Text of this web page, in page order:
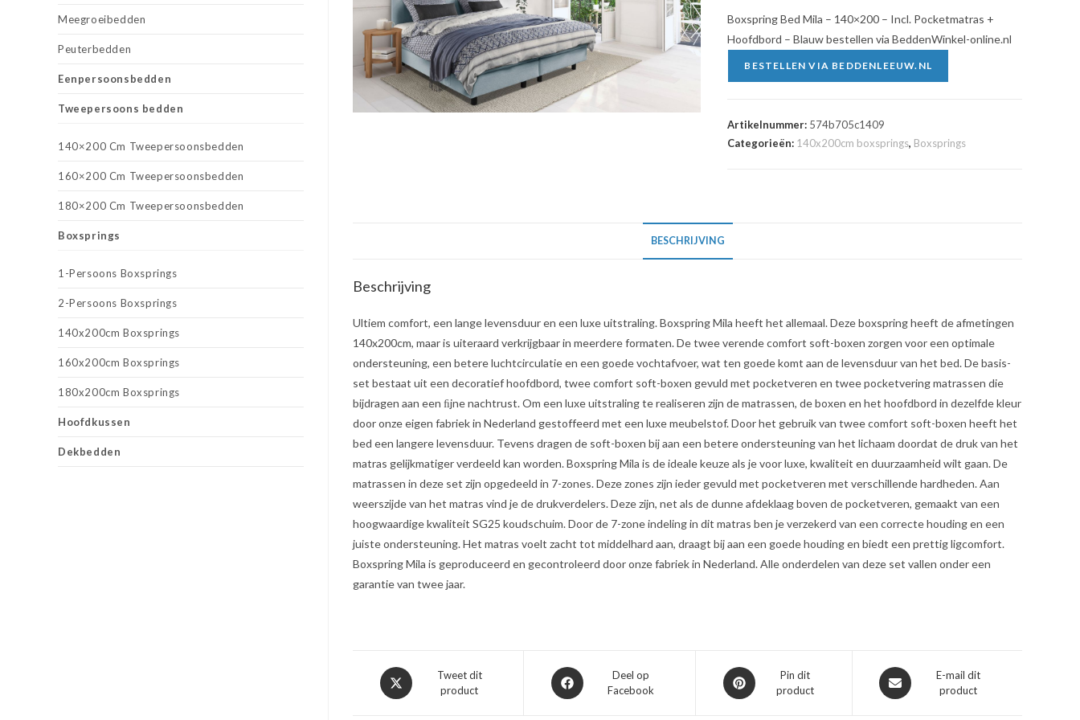
Boxspring Bed Mila – 140×200 – Incl. Pocketmatras +
Hoofdbord – Blauw bestellen via BeddenWinkel-online.nl
BESTELLEN VIA BEDDENLEEUW.NL
Artikelnummer: 574b705c1409
Categorieën: 140x200cm boxsprings, Boxsprings
BESCHRIJVING
Beschrijving
Ultiem comfort, een lange levensduur en een luxe uitstraling. Boxspring Mila heeft het allemaal. Deze boxspring heeft de afmetingen
140x200cm, maar is uiteraard verkrijgbaar in meerdere formaten. De twee verende comfort soft-boxen zorgen voor een optimale
ondersteuning, een betere luchtcirculatie en een goede vochtafvoer, wat ten goede komt aan de levensduur van het bed. De basis-
set bestaat uit een decoratief hoofdbord, twee comfort soft-boxen gevuld met pocketveren en twee pocketvering matrassen die
bijdragen aan een ﬁjne nachtrust. Om een luxe uitstraling te realiseren zijn de matrassen, de boxen en het hoofdbord in dezelfde kleur
door onze eigen fabriek in Nederland gestoffeerd met een luxe meubelstof. Door het gebruik van twee comfort soft-boxen heeft het
bed een langere levensduur. Tevens dragen de soft-boxen bij aan een betere ondersteuning van het lichaam doordat de druk van het
matras gelijkmatiger verdeeld kan worden. Boxspring Mila is de ideale keuze als je voor luxe, kwaliteit en duurzaamheid wilt gaan. De
matrassen in deze set zijn opgedeeld in 7-zones. Deze zones zijn ieder gevuld met pocketveren met verschillende hardheden. Aan
weerszijde van het matras vind je de drukverdelers. Deze zijn, net als de dunne afdeklaag boven de pocketveren, gemaakt van een
hoogwaardige kwaliteit SG25 koudschuim. Door de 7-zone indeling in dit matras ben je verzekerd van een correcte houding en een
juiste ondersteuning. Het matras voelt zacht tot middelhard aan, draagt bij aan een goede houding en biedt een prettig ligcomfort.
Boxspring Mila is geproduceerd en gecontroleerd door onze fabriek in Nederland. Alle onderdelen van deze set vallen onder een
garantie van twee jaar.
Opent
in
Tweet dit
product
Opent
in
Deel op
Facebook
Opent
in
Pin dit
product
Opent
in
E-mail dit
product
Meegroeibedden
Peuterbedden
Eenpersoonsbedden
Tweepersoons bedden
140×200 Cm Tweepersoonsbedden
160×200 Cm Tweepersoonsbedden
180×200 Cm Tweepersoonsbedden
Boxsprings
1-Persoons Boxsprings
2-Persoons Boxsprings
140x200cm Boxsprings
160x200cm Boxsprings
180x200cm Boxsprings
Hoofdkussen
Dekbedden